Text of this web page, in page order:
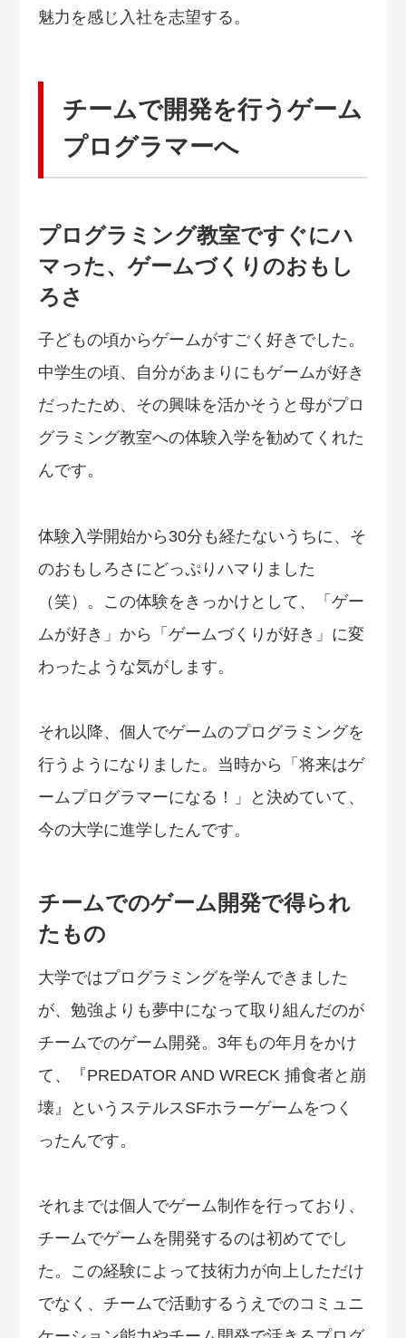
魅力を感じ入社を志望する。
チームで開発を行うゲーム
プログラマーへ
プログラミング教室ですぐにハ
マった、ゲームづくりのおもし
ろさ
子どもの頃からゲームがすごく好きでした。
中学生の頃、自分があまりにもゲームが好き
だったため、その興味を活かそうと母がプロ
グラミング教室への体験入学を勧めてくれた
んです。
体験入学開始から30分も経たないうちに、そ
のおもしろさにどっぷりハマりました
（笑）。この体験をきっかけとして、「ゲー
ムが好き」から「ゲームづくりが好き」に変
わったような気がします。
それ以降、個人でゲームのプログラミングを
行うようになりました。当時から「将来はゲ
ームプログラマーになる！」と決めていて、
今の大学に進学したんです。
チームでのゲーム開発で得られ
たもの
大学ではプログラミングを学んできました
が、勉強よりも夢中になって取り組んだのが
チームでのゲーム開発。3年もの年月をかけ
て、『PREDATOR AND WRECK 捕食者と崩
壊』というステルスSFホラーゲームをつく
ったんです。
それまでは個人でゲーム制作を行っており、
チームでゲームを開発するのは初めてでし
た。この経験によって技術力が向上しただけ
でなく、チームで活動するうえでのコミュニ